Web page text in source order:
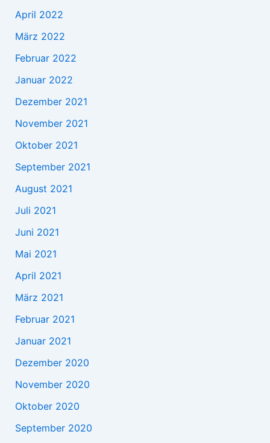
April 2022
März 2022
Februar 2022
Januar 2022
Dezember 2021
November 2021
Oktober 2021
September 2021
August 2021
Juli 2021
Juni 2021
Mai 2021
April 2021
März 2021
Februar 2021
Januar 2021
Dezember 2020
November 2020
Oktober 2020
September 2020